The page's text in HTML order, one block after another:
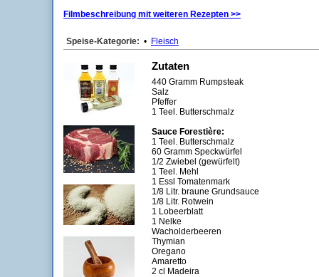
Filmbeschreibung mit weiteren Rezepten >>
Speise-Kategorie: • Fleisch
Zutaten
440 Gramm Rumpsteak
Salz
Pfeffer
1 Teel. Butterschmalz
Sauce Forestière:
1 Teel. Butterschmalz
60 Gramm Speckwürfel
1/2 Zwiebel (gewürfelt)
1 Teel. Mehl
1 Essl Tomatenmark
1/8 Litr. braune Grundsauce
1/8 Litr. Rotwein
1 Lobeerblatt
1 Nelke
Wacholderbeeren
Thymian
Oregano
Amaretto
2 cl Madeira